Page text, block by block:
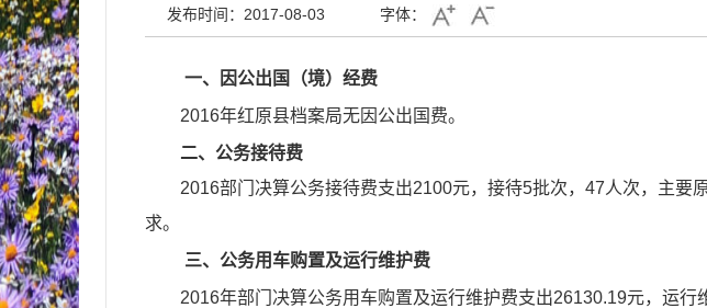
发布时间：2017-08-03 字体：
一、因公出国（境）经费
2016年红原县档案局无因公出国费。
二、公务接待费
2016部门决算公务接待费支出2100元，接待5批次，47人次，主要
求。
三、公务用车购置及运行维护费
2016年部门决算公务用车购置及运行维护费支出26130.19元，运行